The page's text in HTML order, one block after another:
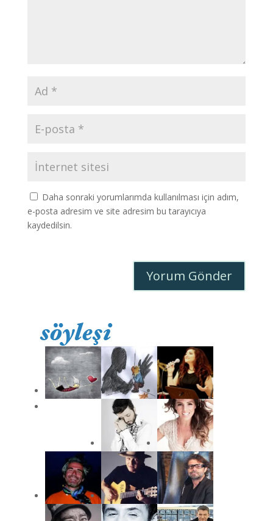
Daha sonraki yorumlarımda kullanılması için adım,
e-posta adresim ve site adresim bu tarayıcıya
kaydedilsin.